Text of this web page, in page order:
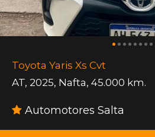
Toyota Yaris Xs Cvt
AT, 2025, Nafta, 45.000 km.
Automotores Salta